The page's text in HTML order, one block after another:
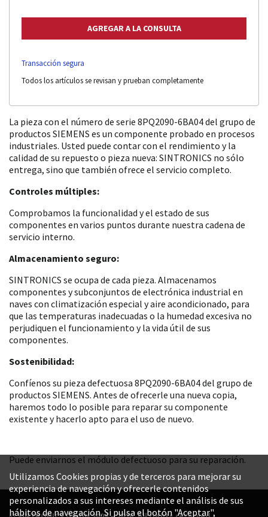
Transacción segura
Todos los artículos se revisan y prueban completamente
La pieza con el número de serie 8PQ2090-6BA04 del grupo de
productos SIEMENS es un componente probado en procesos
industriales. Usted puede contar con el rendimiento y la
calidad de su repuesto o pieza nueva: SINTRONICS no sólo
entrega, sino que también ofrece el servicio completo.
Controles múltiples:
Comprobamos la funcionalidad y el estado de sus
componentes en varios puntos durante nuestra cadena de
servicio interno.
Almacenamiento seguro:
SINTRONICS se ocupa de cada pieza. Almacenamos
componentes y subconjuntos de electrónica industrial en
naves con climatización especial y aire acondicionado, para
que las temperaturas inadecuadas o la humedad excesiva no
perjudiquen el funcionamiento y la vida útil de sus
componentes.
Sostenibilidad:
Confíenos su pieza defectuosa 8PQ2090-6BA04 del grupo de
productos SIEMENS. Antes de ofrecerle una nueva copia,
haremos todo lo posible para reparar su componente
existente y hacerlo apto para el uso de nuevo.
Puede enviarnos el módulo defectuoso para su reparación.
Utilizamos Cookies propias y de terceros para mejorar su
experiencia de navegación y ofrecerle contenidos
personalizados a sus intereses mediante el análisis de sus
hábitos de navegación. Si pulsa el botón "Aceptar",